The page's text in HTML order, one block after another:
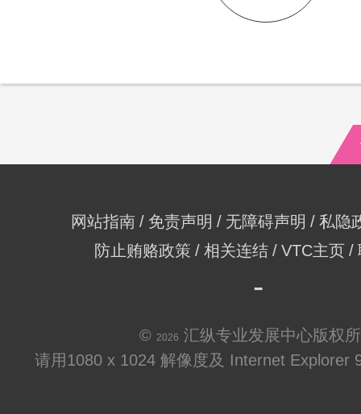
网站指南 免责声明 无障碍声明
私隐
防止贿赂政策
相关连结 VTC主页
© 2026 汇纵专业发展中心版权
请用1080 x 1024 解像度及 Internet Explorer